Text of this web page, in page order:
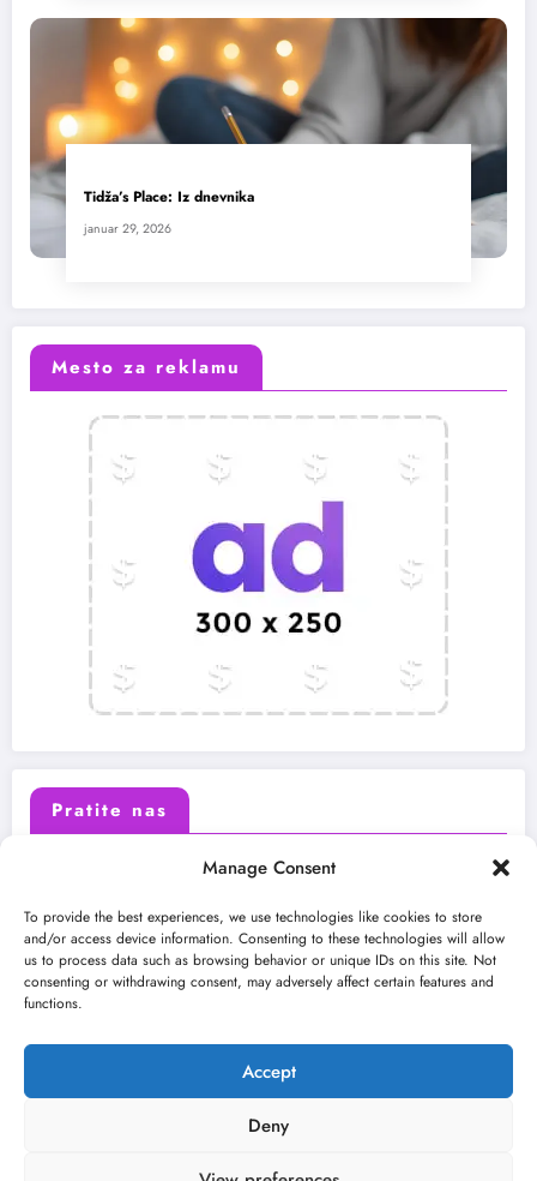
Manage Consent
To provide the best experiences, we use technologies like cookies to store
and/or access device information. Consenting to these technologies will allow
us to process data such as browsing behavior or unique IDs on this site. Not
consenting or withdrawing consent, may adversely affect certain features and
functions.
Accept
Deny
Tidža’s Place: Iz dnevnika
januar 29, 2026
Mesto za reklamu
Pratite nas
Instagram Youtube